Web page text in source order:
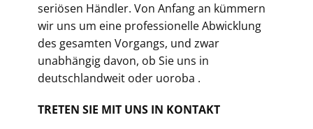
seriösen Händler. Von Anfang an kümmern
wir uns um eine professionelle Abwicklung
des gesamten Vorgangs, und zwar
unabhängig davon, ob Sie uns in
deutschlandweit oder uoroba .
TRETEN SIE MIT UNS IN KONTAKT